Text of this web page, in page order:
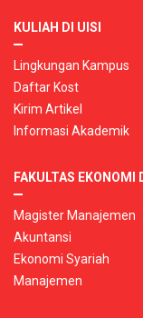
KULIAH DI UISI
Lingkungan Kampus
Daftar Kost
Kirim Artikel
Informasi Akademik
FAKULTAS EKONOMI
Magister Manajemen
Akuntansi
Ekonomi Syariah
Manajemen